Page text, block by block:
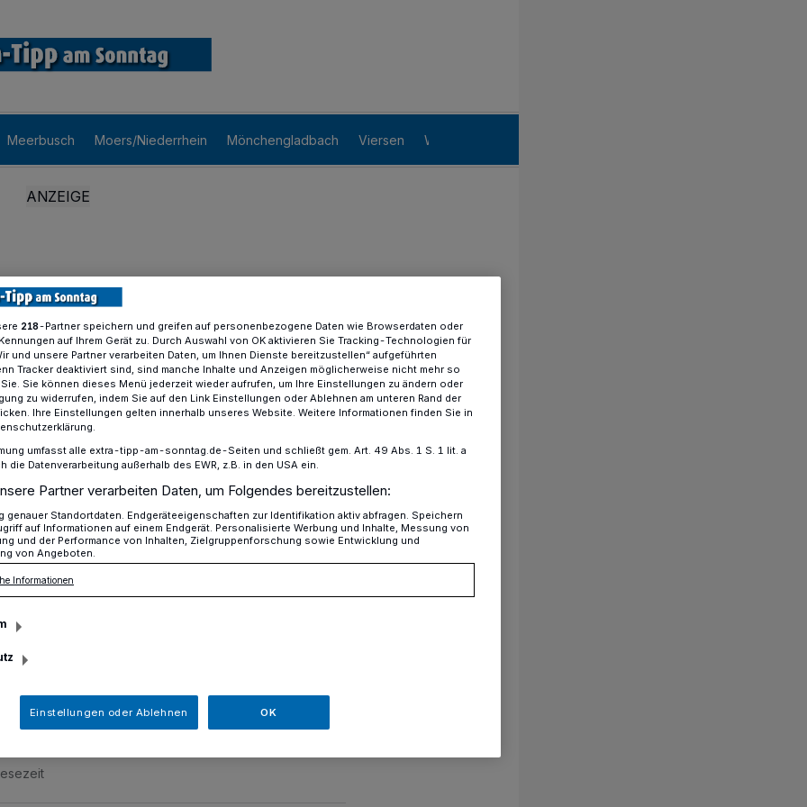
Meerbusch Moers/Niederrhein Mönchengladbach Viersen Willich
auf der Krefelder Rennbahn
Party
stieg am Mittwochabend wieder
218-Partner speichern und greifen auf personenbezogene Daten wie Browserdaten oder
auf Ihrem Gerät zu. Durch Auswahl von OK aktivieren Sie Tracking-Technologien für
und unsere Partner verarbeiten Daten, um Ihnen Dienste bereitzustellen“ aufgeführten
Tracker deaktiviert sind, sind manche Inhalte und Anzeigen möglicherweise nicht mehr so
Sie können dieses Menü jederzeit wieder aufrufen, um Ihre Einstellungen zu ändern oder
zu widerrufen, indem Sie auf den Link Einstellungen oder Ablehnen am unteren Rand der
Ihre Einstellungen gelten innerhalb unseres Website. Weitere Informationen finden Sie in
umfasst alle extra-tipp-am-sonntag.de-Seiten und schließt gem. Art. 49 Abs. 1 S. 1 lit. a
die Datenverarbeitung außerhalb des EWR, z.B. in den USA ein.
Partner verarbeiten Daten, um Folgendes bereitzustellen:
genauer Standortdaten. Endgeräteeigenschaften zur Identifikation aktiv abfragen. Speichern
auf Informationen auf einem Endgerät. Personalisierte Werbung und Inhalte, Messung von
und der Performance von Inhalten, Zielgruppenforschung sowie Entwicklung und
von Angeboten.
Informationen
Einstellungen oder Ablehnen OK